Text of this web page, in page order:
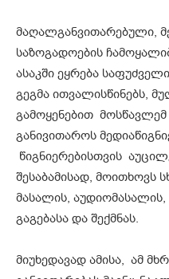
მაღალგანვითარებული,
საზოგადოების
ასაკში ეყრება
გეგმა ითვალისწინებს,
გამოყენებით
განივითაროს
წიგნიერებისთვის
შესაბამისად, მოითხოვს
მასალის,
გაგებასა და შექმნას.
მიუხედავად ამისა, ამ